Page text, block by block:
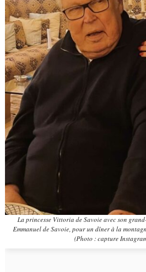
La princesse Vittoria de Savoie avec son
Emmanuel de Savoie, pour un dîner à la
(Photo : capture